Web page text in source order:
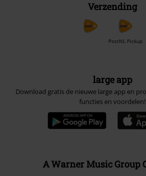
Verzending
PostNL Pickup
large app
Download gratis de nieuwe large app en
functies en voordelen!
A Warner Music Group